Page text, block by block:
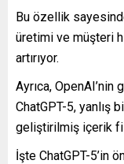
Bu özellik
üretimi ve müşteri
artırıyor.
Ayrıca,
ChatGPT-5, yanlış
geliştirilmiş içerik
İşte ChatGPT-5’in